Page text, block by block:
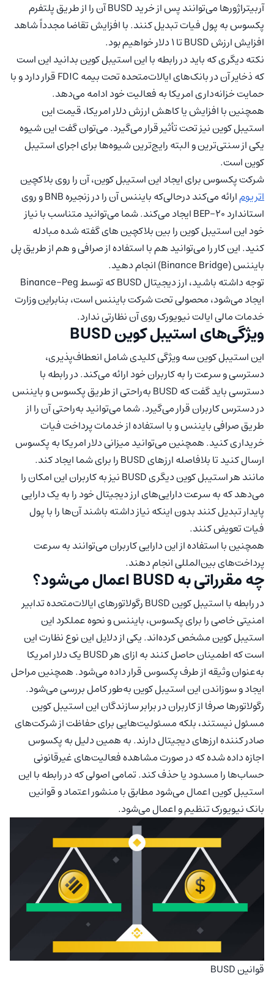
آربیتراژورها می‌توانند پس از خرید BUSD آن را از طریق پلتفرم
پکسوس به پول فیات تبدیل کنند. با افزایش تقاضا مجدداً شاهد
افزایش ارزش BUSD تا 1 دلار خواهیم بود.
نکته دیگری که باید در رابطه با این استیبل کوین بدانید این است
که ذخایر آن در بانک‌های ایالات‌متحده تحت بیمه FDIC قرار دارد و با
حمایت خزانه‌داری امریکا به فعالیت خود ادامه می‌دهد.
همچنین با افزایش یا کاهش ارزش دلار امریکا، قیمت این
استیبل کوین نیز تحت تأثیر قرار می‌گیرد. می‌توان گفت این شیوه
یکی از سنتی‌ترین و البته رایج‌ترین شیوه‌ها برای اجرای استیبل
کوین است.
شرکت پکسوس برای ایجاد این استیبل کوین، آن را روی بلاکچین
اتریوم
ارائه می‌کند درحالی‌که بایننس آن را در زنجیره BNB و روی
استاندارد BEP-20 ایجاد می‌کند. شما می‌توانید متناسب با نیاز
خود این استیبل کوین را بین بلاکچین های گفته شده مبادله
کنید. این کار را می‌توانید هم با استفاده از صرافی و هم از طریق پل
بایننس (Binance Bridge) انجام دهید.
توجه داشته باشید، ارز دیجیتال BUSD که توسط Binance-Peg
ایجاد می‌شود، محصولی تحت شرکت بایننس است، بنابراین وزارت
خدمات مالی ایالت نیویورک روی آن نظارتی ندارد.
ویژگی‌های استیبل کوین BUSD
این استیبل کوین سه ویژگی کلیدی شامل انعطاف‌پذیری،
دسترسی و سرعت را به کاربران خود ارائه می‌کند. در رابطه با
دسترسی باید گفت که BUSD به‌راحتی از طریق پکسوس و بایننس
در دسترس کاربران قرار می‌گیرد. شما می‌توانید به‌راحتی آن را از
طریق صرافی بایننس و با استفاده از خدمات پرداخت فیات
خریداری کنید. همچنین می‌توانید میزانی دلار امریکا به پکسوس
ارسال کنید تا بلافاصله ارزهای BUSD را برای شما ایجاد کند.
مانند هر استیبل کوین دیگری BUSD نیز به کاربران این امکان را
می‌دهد که به سرعت دارایی‌های ارز دیجیتال خود را به یک دارایی
پایدار تبدیل کنند بدون اینکه نیاز داشته باشند آن‌ها را با پول
فیات تعویض کنند.
همچنین با استفاده از این دارایی کاربران می‌توانند به سرعت
پرداخت‌های بین‌المللی انجام دهند.
چه مقرراتی به BUSD اعمال می‌شود؟
در رابطه با استیبل کوین BUSD رگولاتورهای ایالات‌متحده تدابیر
امنیتی خاصی را برای پکسوس، بایننس و نحوه عملکرد این
استیبل کوین مشخص کرده‌اند. یکی از دلایل این نوع نظارت این
است که اطمینان حاصل کنند به ازای هر BUSD یک دلار امریکا
به‌عنوان وثیقه از طرف پکسوس قرار داده می‌شود. همچنین مراحل
ایجاد و سوزاندن این استیبل کوین به‌طور کامل بررسی می‌شود.
رگولاتورها صرفا از کاربران در برابر سازندگان این استیبل کوین
مسئول نیستند، بلکه مسئولیت‌هایی برای حفاظت از شرکت‌های
صادر کننده ارزهای دیجیتال دارند. به همین دلیل به پکسوس
اجازه داده شده که در صورت مشاهده فعالیت‌های غیرقانونی
حساب‌ها را مسدود یا حذف کند. تمامی اصولی که در رابطه با این
استیبل کوین اعمال می‌شود مطابق با منشور اعتماد و قوانین
بانک نیویورک تنظیم و اعمال می‌شود.
قوانین BUSD